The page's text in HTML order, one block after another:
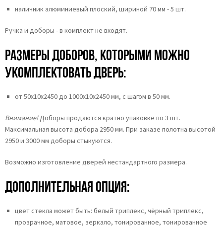
наличник алюминиевый плоский, шириной 70 мм - 5 шт.
Ручка и доборы - в комплект не входят.
Размеры доборов, которыми можно
укомплектовать дверь:
от 50х10х2450 до 1000х10х2450 мм, с шагом в 50 мм.
Внимание!Доборы продаются кратно упаковке по 3 шт.
Максимальная высота добора 2950 мм. При заказе полотна высотой
2950 и 3000 мм доборы стыкуются.
Возможно изготовление дверей нестандартного размера.
Дополнительная опция:
цвет стекла может быть: белый триплекс, чёрный триплекс,
прозрачное, матовое, зеркало, тонированное, тонированное